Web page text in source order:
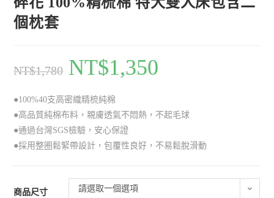
個枕套
NT$1,780 NT$1,350
●100%40支高密織精梳純棉
●高品質純棉布料，親膚透氣不悶熱，不起毛球
●通過台灣SGS檢驗，安心保證
●採用整圈鬆緊帶設計，包覆性良好，不易鬆脫滑動
商品尺寸 請選取一個選項